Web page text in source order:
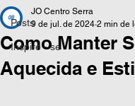
Posts
Inspire - se
Como Manter
Aquecida e
JO Centro Serra
9 de jul. de 2024 2 min de